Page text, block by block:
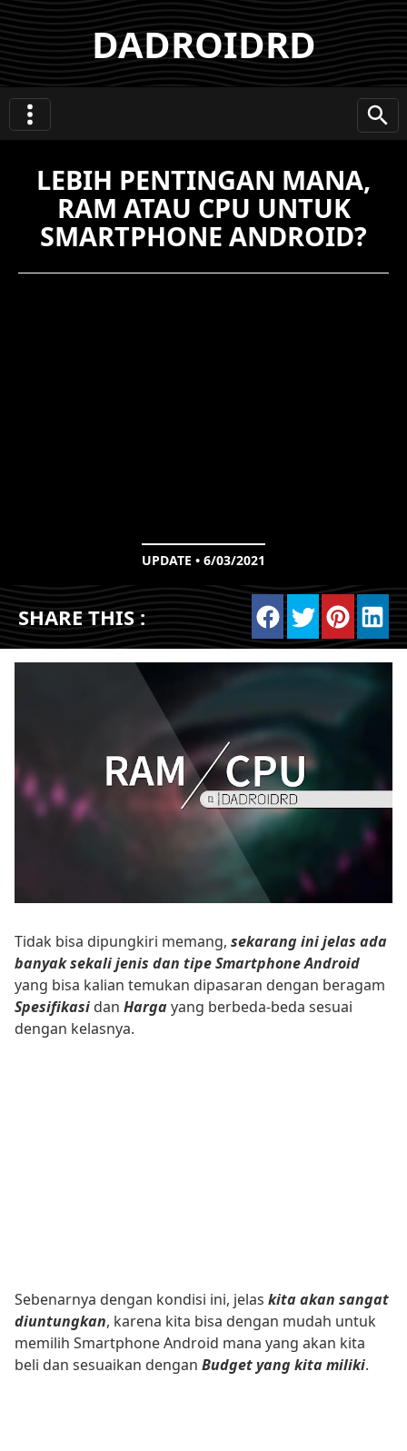
DADROIDRD
LEBIH PENTINGAN MANA,
RAM ATAU CPU UNTUK
SMARTPHONE ANDROID?
UPDATE • 6/03/2021
SHARE THIS :
Tidak bisa dipungkiri memang, sekarang ini jelas ada
banyak sekali jenis dan tipe Smartphone Android
yang bisa kalian temukan dipasaran dengan beragam
Spesifikasi dan Hargayang berbeda-beda sesuai
dengan kelasnya.
Sebenarnya dengan kondisi ini, jelas kita akan sangat
diuntungkan, karena kita bisa dengan mudah untuk
memilih Smartphone Android mana yang akan kita
beli dan sesuaikan dengan Budget yang kita miliki.